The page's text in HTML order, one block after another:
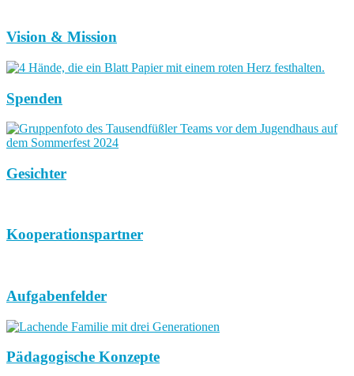
Vision & Mission
Spenden
Gesichter
Kooperationspartner
Aufgabenfelder
Pädagogische Konzepte